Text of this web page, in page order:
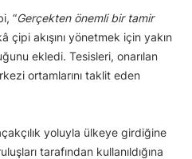
“Gerçekten önemli bir tamir
çipi akışını yönetmek için yakın
ekledi. Tesisleri, onarılan
ortamlarını taklit eden
yoluyla ülkeye girdiğine
tarafından kullanıldığına